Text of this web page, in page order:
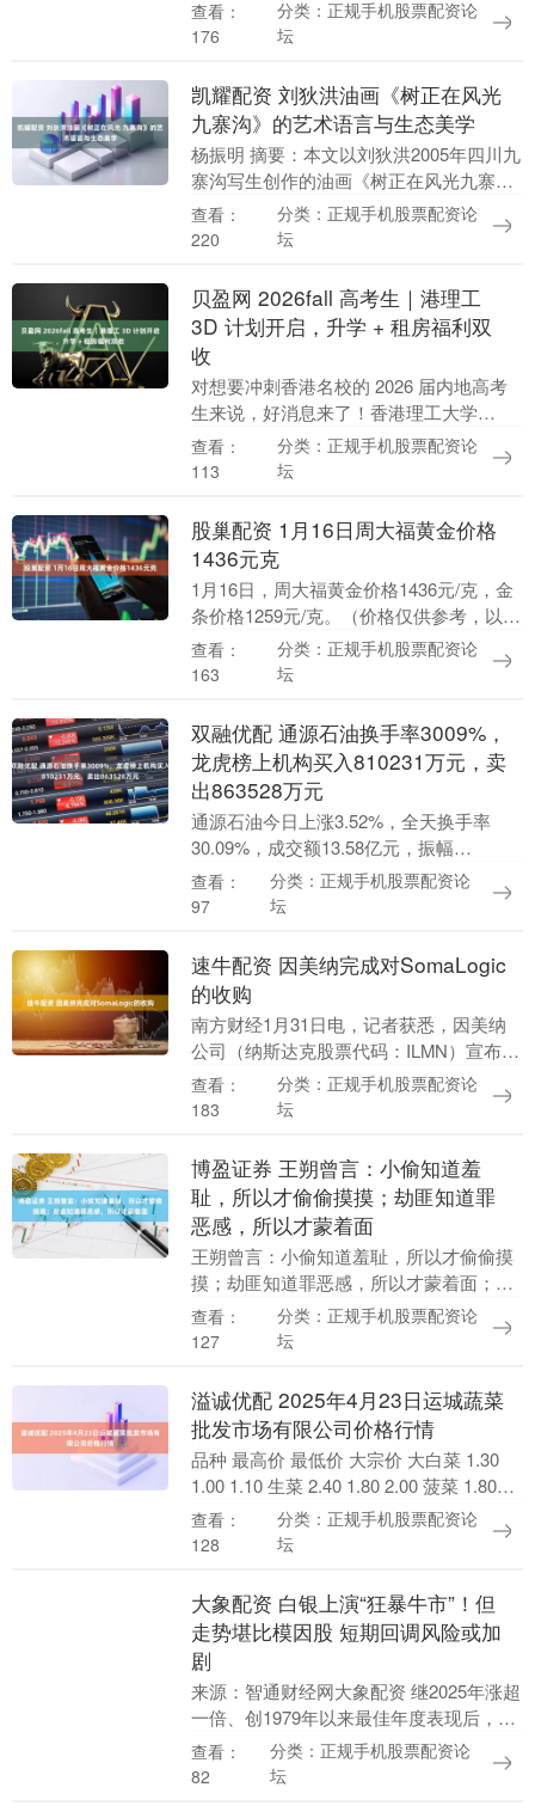
中银香港等领涨。 广发证券认为，当前市
查看：
176
分类：正规手机股票配资论
坛
凯耀配资 刘狄洪油画《树正在风光
九寨沟》的艺术语言与生态美学
杨振明 摘要：本文以刘狄洪2005年四川九
寨沟写生创作的油画《树正在风光九寨
沟》为研究对象，结合21世纪初中国社会
文化转型与生态意识觉醒的背景，探讨该
查看：
220
分类：正规手机股票配资论
坛
贝盈网 2026fall 高考生｜港理工
3D 计划开启，升学 + 租房福利双
收
对想要冲刺香港名校的 2026 届内地高考
生来说，好消息来了！香港理工大学
2026/27 学年内地本科招生迎来重大升
级，「3D 综合评估入学计划」分两轮开放
查看：
113
分类：正规手机股票配资论
坛
股巢配资 1月16日周大福黄金价格
1436元克
1月16日，周大福黄金价格1436元/克，金
条价格1259元/克。（价格仅供参考，以门
店实际为准）同日上海黄金交易所现货黄
金AU9999最新价为1030.5元/....
查看：
163
分类：正规手机股票配资论
坛
双融优配 通源石油换手率3009%，
龙虎榜上机构买入810231万元，卖
出863528万元
通源石油今日上涨3.52%，全天换手率
30.09%，成交额13.58亿元，振幅
10.68%。龙虎榜数据显示，机构净卖出
532.97万元，营业部席位合计净买入10....
查看：
97
分类：正规手机股票配资论
坛
速牛配资 因美纳完成对SomaLogic
的收购
南方财经1月31日电，记者获悉，因美纳
公司（纳斯达克股票代码：ILMN）宣布已
完成对SomaLogic的收购。SomaLogic是
数据驱动型蛋白质组学技术领域的....
查看：
183
分类：正规手机股票配资论
坛
博盈证券 王朔曾言：小偷知道羞
耻，所以才偷偷摸摸；劫匪知道罪
恶感，所以才蒙着面
王朔曾言：小偷知道羞耻，所以才偷偷摸
摸；劫匪知道罪恶感，所以才蒙着面；骗
子知道缺德，所以不敢用真名；奸商知道
丧良心，所以常去庙里烧香。如果人做了
查看：
127
分类：正规手机股票配资论
坛
溢诚优配 2025年4月23日运城蔬菜
批发市场有限公司价格行情
品种 最高价 最低价 大宗价 大白菜 1.30
1.00 1.10 生菜 2.40 1.80 2.00 菠菜 1.80
1.20 1.40 空心菜 11.00 ....
查看：
128
分类：正规手机股票配资论
坛
大象配资 白银上演“狂暴牛市”！但
走势堪比模因股 短期回调风险或加
剧
来源：智通财经网大象配资 继2025年涨超
一倍、创1979年以来最佳年度表现后，白
银在2026年继续狂飙，迄今上涨约50%。
周一，白银现货一度涨至117.74美....
查看：
82
分类：正规手机股票配资论
坛